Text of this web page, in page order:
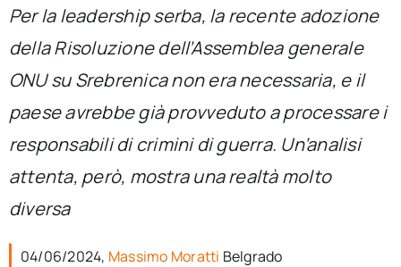
Chi siamo
per:
Newsletter
Per la leadership serba, la recente adozione
della Risoluzione dell’Assemblea generale
ONU su Srebrenica non era necessaria, e il
paese avrebbe già provveduto a processare i
responsabili di crimini di guerra. Un’analisi
attenta, però, mostra una realtà molto
diversa
04/06/2024, Massimo Moratti Belgrado